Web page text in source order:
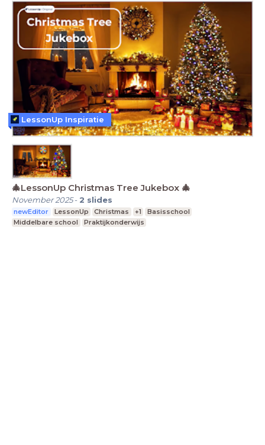
🎄LessonUp Christmas Tree Jukebox 🎄
November 2025- 2 slides
newEditor LessonUp Christmas +1
Basisschool
Middelbare school
Praktijkonderwijs
LessonUp Inspiratie